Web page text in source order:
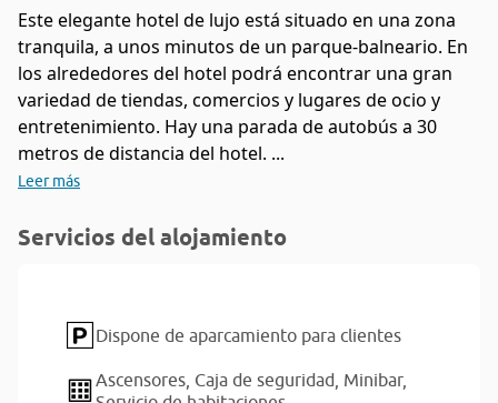
Este elegante hotel de lujo está situado en una zona
tranquila, a unos minutos de un parque-balneario. En
los alrededores del hotel podrá encontrar una gran
variedad de tiendas, comercios y lugares de ocio y
entretenimiento. Hay una parada de autobús a 30
metros de distancia del hotel. ...
Leer más
Servicios del alojamiento
Dispone de aparcamiento para clientes
Ascensores, Caja de seguridad, Minibar,